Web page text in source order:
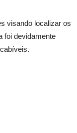
visando localizar os
foi devidamente